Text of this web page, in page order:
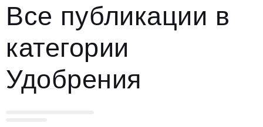
Все публикации в
категории
Удобрения